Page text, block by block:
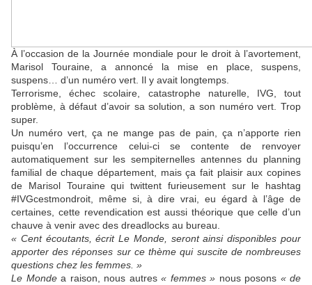
À l’occasion de la Journée mondiale pour le droit à l’avortement,
Marisol Touraine, a annoncé la mise en place, suspens,
suspens… d’un numéro vert. Il y avait longtemps.
Terrorisme, échec scolaire, catastrophe naturelle, IVG, tout
problème, à défaut d’avoir sa solution, a son numéro vert. Trop
super.
Un numéro vert, ça ne mange pas de pain, ça n’apporte rien
puisqu’en l’occurrence celui-ci se contente de renvoyer
automatiquement sur les sempiternelles antennes du planning
familial de chaque département, mais ça fait plaisir aux copines
de Marisol Touraine qui twittent furieusement sur le hashtag
#IVGcestmondroit, même si, à dire vrai, eu égard à l’âge de
certaines, cette revendication est aussi théorique que celle d’un
chauve à venir avec des dreadlocks au bureau.
« Cent écoutants, écrit Le Monde, seront ainsi disponibles pour
apporter des réponses sur ce thème qui suscite de nombreuses
questions chez les femmes. »
Le Mondea raison, nous autres « femmes » nous posons « de